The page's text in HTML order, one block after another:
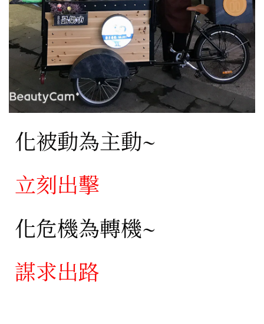
化被動為主動~
立刻出擊
化危機為轉機~
謀求出路